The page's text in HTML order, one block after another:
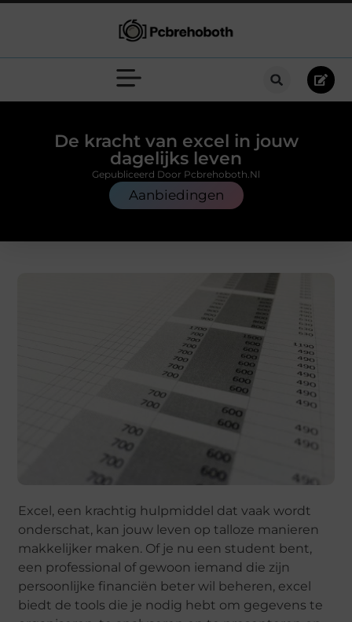
De kracht van excel in jouw
dagelijks leven
Aanbiedingen
Gepubliceerd Door Pcbrehoboth.nl
Excel, een krachtig hulpmiddel dat vaak wordt
onderschat, kan jouw leven op talloze manieren
makkelijker maken. Of je nu een student bent,
een professional of gewoon iemand die zijn
persoonlijke financiën beter wil beheren, excel
biedt de tools die je nodig hebt om gegevens te